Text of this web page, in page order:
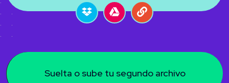
Suelta o sube tu segundo archivo